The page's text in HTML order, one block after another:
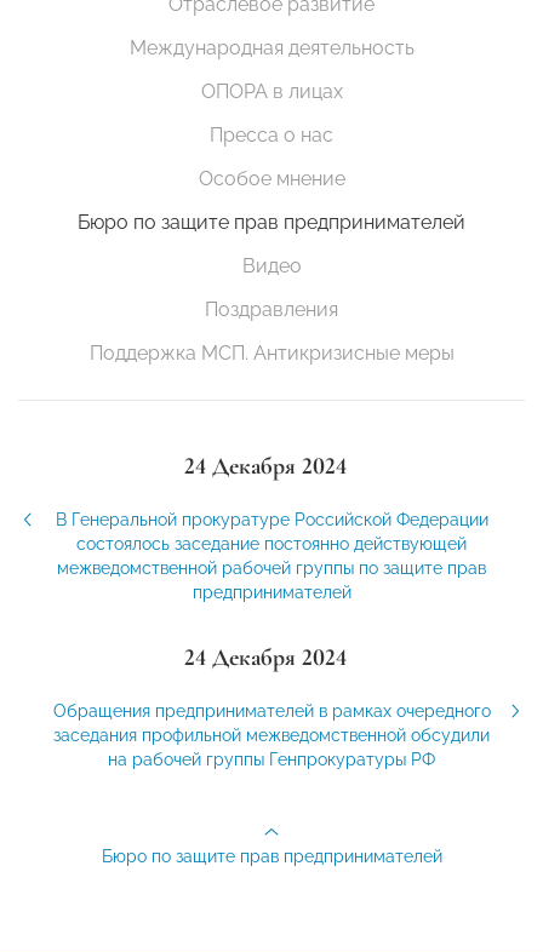
Международная деятельность
ОПОРА в лицах
Пресса о нас
Особое мнение
Бюро по защите прав предпринимателей
Видео
Поздравления
Поддержка МСП. Антикризисные меры
24 Декабря 2024
В Генеральной прокуратуре Российской Федерации
состоялось заседание постоянно действующей
межведомственной рабочей группы по защите прав
предпринимателей
24 Декабря 2024
Обращения предпринимателей в рамках очередного
заседания профильной межведомственной обсудили
на рабочей группы Генпрокуратуры РФ
Бюро по защите прав предпринимателей